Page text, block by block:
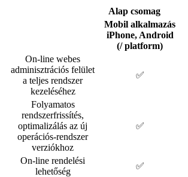
Alap csomag
Mobil alkalmazás
iPhone, Android
(/ platform)
On-line webes
adminisztrációs felület
a teljes rendszer
kezeléséhez
✅
Folyamatos
rendszerfrissítés,
optimalizálás az új
operációs-rendszer
verziókhoz
✅
On-line rendelési
lehetőség
✅